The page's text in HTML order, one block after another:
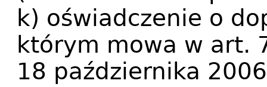
k) oświadczenie o
którym mowa w art.
18 października